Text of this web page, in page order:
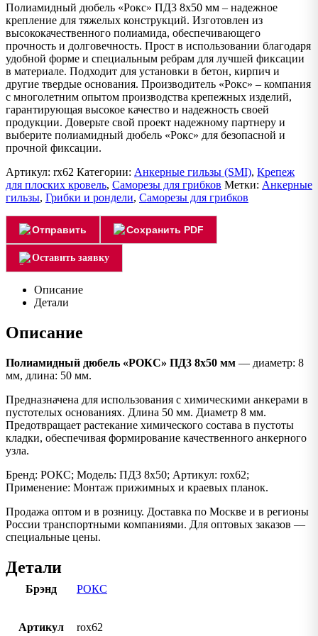
Полиамидный дюбель «Рокс» ПД3 8х50 мм – надежное
крепление для тяжелых конструкций. Изготовлен из
высококачественного полиамида, обеспечивающего
прочность и долговечность. Прост в использовании благодаря
удобной форме и специальным ребрам для лучшей фиксации
в материале. Подходит для установки в бетон, кирпич и
другие твердые основания. Производитель «Рокс» – компания
с многолетним опытом производства крепежных изделий,
гарантирующая высокое качество и надежность своей
продукции. Доверьте свой проект надежному партнеру и
выберите полиамидный дюбель «Рокс» для безопасной и
прочной фиксации.
Артикул: rx62 Категории: Анкерные гильзы (SMI), Крепеж
для плоских кровель, Саморезы для грибков Метки: Анкерные
гильзы, Грибки и рондели, Саморезы для грибков
Отправить Сохранить PDF
Оставить заявку
Описание
Детали
Описание
Полиамидный дюбель «РОКС» ПД3 8х50 мм — диаметр: 8
мм, длина: 50 мм.
Предназначена для использования с химическими анкерами в
пустотелых основаниях. Длина 50 мм. Диаметр 8 мм.
Предотвращает растекание химического состава в пустоты
кладки, обеспечивая формирование качественного анкерного
узла.
Бренд: РОКС; Модель: ПД3 8х50; Артикул: rox62;
Применение: Монтаж прижимных и краевых планок.
Продажа оптом и в розницу. Доставка по Москве и в регионы
России транспортными компаниями. Для оптовых заказов —
специальные цены.
Детали
Брэнд РОКС
Артикул rox62